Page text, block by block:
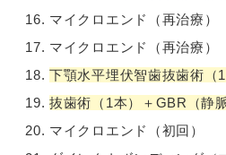
マイクロエンド（再治療）
マイクロエンド（再治療）
下顎水平埋伏智歯抜歯術（
抜歯術（1本）＋GBR（静
マイクロエンド（初回）